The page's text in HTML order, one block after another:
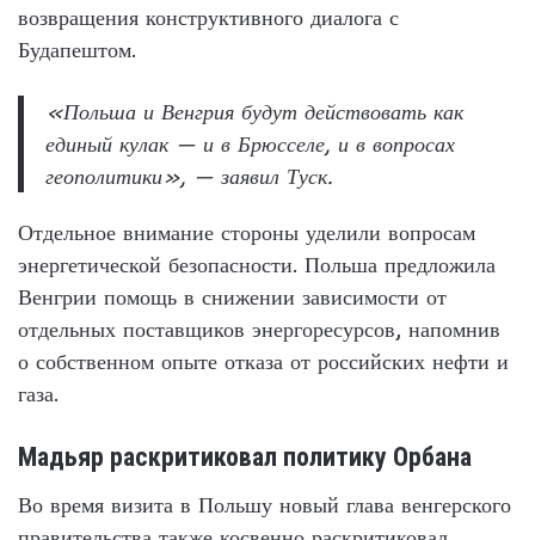
возвращения конструктивного диалога с
Будапештом.
«Польша и Венгрия будут действовать как
единый кулак — и в Брюсселе, и в вопросах
геополитики», — заявил Туск.
Отдельное внимание стороны уделили вопросам
энергетической безопасности. Польша предложила
Венгрии помощь в снижении зависимости от
отдельных поставщиков энергоресурсов, напомнив
о собственном опыте отказа от российских нефти и
газа.
Мадьяр раскритиковал политику Орбана
Во время визита в Польшу новый глава венгерского